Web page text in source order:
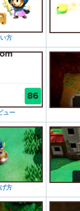
方
ュー
方